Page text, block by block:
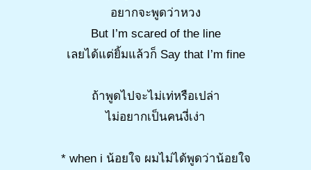
อยากจะพูดว่าหวง
But I’m scared of the line
เลยได้แต่ยิ้มแล้วก็ Say that I’m fine
ถ้าพูดไปจะไม่เท่หรือเปล่า
ไม่อยากเป็นคนงี่เง่า
* when i น้อยใจ ผมไม่ได้พูดว่าน้อยใจ